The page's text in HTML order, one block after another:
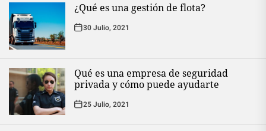
¿Qué es una gestión de flota?
30 Julio, 2021
Qué es una empresa de seguridad
privada y cómo puede ayudarte
25 Julio, 2021